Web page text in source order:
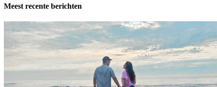
Meest recente berichten